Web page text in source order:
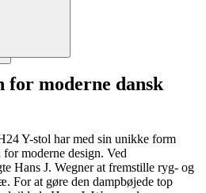
for moderne dansk
Y-stol har med sin unikke form
moderne design. Ved
Hans J. Wegner at fremstille ryg- og
For at gøre den dampbøjede top